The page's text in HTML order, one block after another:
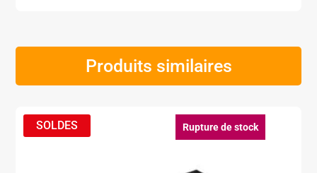
Produits similaires
Rupture de stock